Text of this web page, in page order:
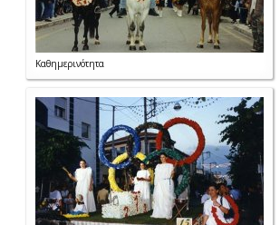
Καθημερινότητα